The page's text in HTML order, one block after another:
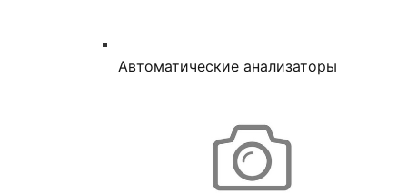
Автоматические анализаторы